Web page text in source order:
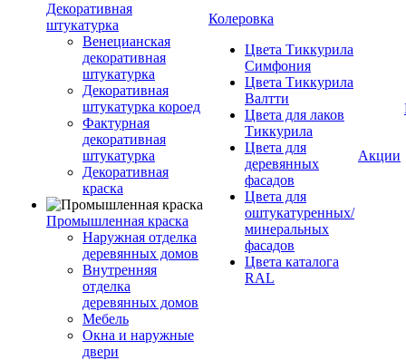
Декоративная
штукатурка
Венецианская
декоративная
штукатурка
Декоративная
штукатурка короед
Фактурная
декоративная
штукатурка
Декоративная
краска
Промышленная краска
Наружная отделка
деревянных домов
Внутренняя
отделка
деревянных домов
Мебель
Окна и наружные
двери
Колеровка
Цвета Тиккурила
Симфония
Цвета Тиккурила
Валтти
Цвета для лаков
Тиккурила
Цвета для
деревянных
фасадов
Цвета для
оштукатуренных/
минеральных
фасадов
Цвета каталога
RAL
Акции